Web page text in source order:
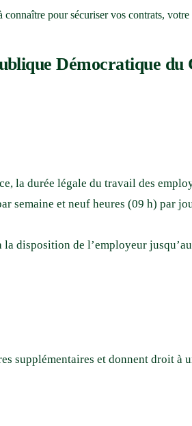
pour sécuriser vos contrats,
Démocratique du
la durée légale du travail des
semaine et neuf heures (09 h) par
de l’employeur
supplémentaires et donnent droit à